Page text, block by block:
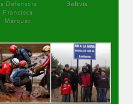
la Defensora
Francisca
Márquez
Bolivia